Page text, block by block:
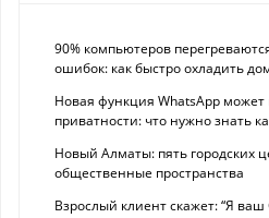
90% компьютеров
ошибок: как быстро охладить
Новая функция WhatsApp
приватности: что нужно знать
Новый Алматы: пять городских
общественные пространства
Взрослый клиент скажет: “Я